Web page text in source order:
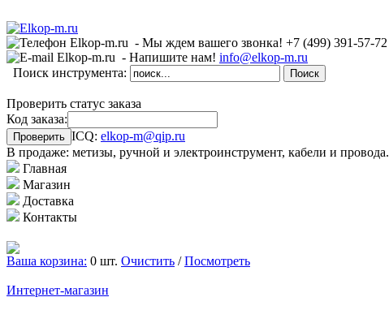
- Мы ждем вашего звонка! +7 (499) 391-57-72
- Напишите нам! info@elkop-m.ru
Поиск инструмента:
Проверить статус заказа
Код заказа:
ICQ: elkop-m@qip.ru
В продаже: метизы, ручной и электроинструмент, кабели и провода.
Главная
Магазин
Доставка
Контакты
Ваша корзина: 0 шт. Очистить /Посмотреть
Интернет-магазин